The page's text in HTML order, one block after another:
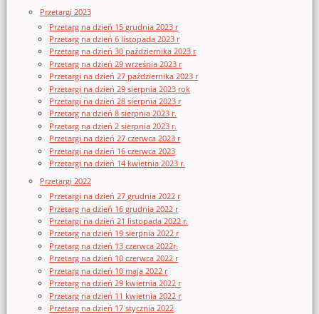
Przetargi 2023
Przetarg na dzień 15 grudnia 2023 r
Przetarg na dzień 6 listopada 2023 r
Przetarg na dzień 30 października 2023 r
Przetarg na dzień 29 września 2023 r
Przetargi na dzień 27 października 2023 r
Przetargi na dzień 29 sierpnia 2023 rok
Przetargi na dzień 28 sierpnia 2023 r
Przetarg na dzień 8 sierpnia 2023 r.
Przetarg na dzień 2 sierpnia 2023 r.
Przetargi na dzień 27 czerwca 2023 r
Przetargi na dzień 16 czerwca 2023
Przetargi na dzień 14 kwietnia 2023 r.
Przetargi 2022
Przetargi na dzień 27 grudnia 2022 r
Przetarg na dzień 16 grudnia 2022 r
Przetargi na dzień 21 listopada 2022 r.
Przetarg na dzień 19 sierpnia 2022 r
Przetarg na dzień 13 czerwca 2022r.
Przetarg na dzień 10 czerwca 2022 r
Przetarg na dzień 10 maja 2022 r
Przetarg na dzień 29 kwietnia 2022 r
Przetarg na dzień 11 kwietnia 2022 r
Przetarg na dzień 17 stycznia 2022